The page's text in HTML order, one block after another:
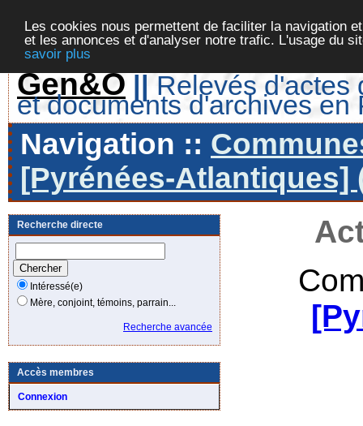
Les cookies nous permettent de faciliter la navigation
et les annonces et d'analyser notre trafic. L'usage du
savoir plus
Gen&O || Relevés d'actes
et documents d'archives en
Navigation ::
[Pyrénées-Atlantiques]
Recherche directe
Intéressé(e)
Mère, conjoint, témoins, parrain...
Recherche avancée
Accès membres
Connexion